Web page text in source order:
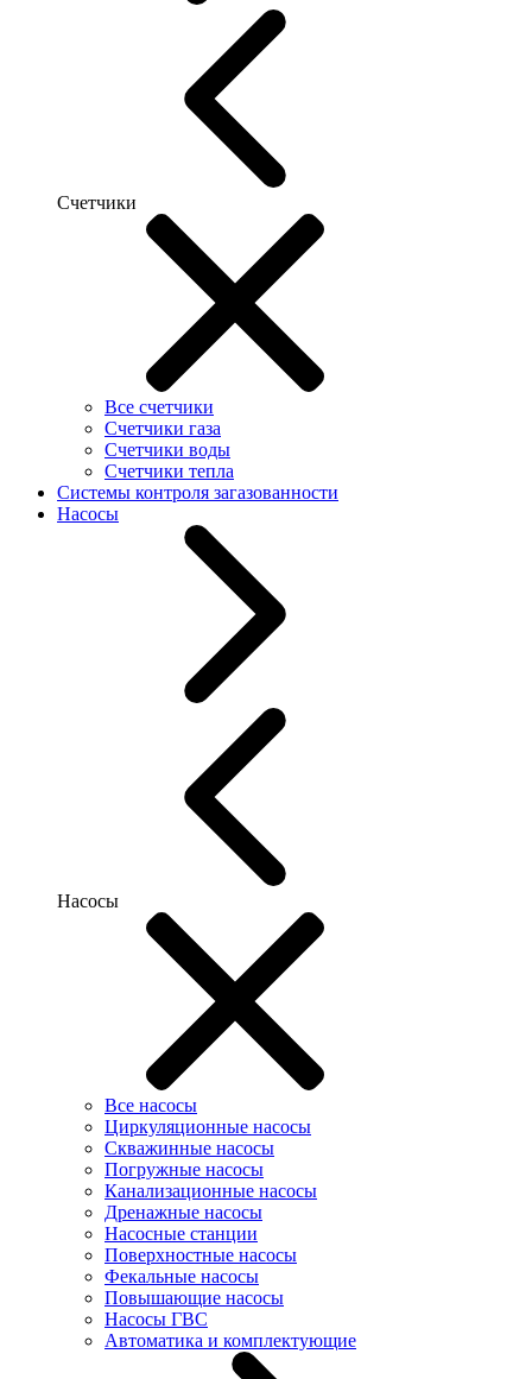
Счетчики
Все счетчики
Счетчики газа
Счетчики воды
Счетчики тепла
Системы контроля загазованности
Насосы
Насосы
Все насосы
Циркуляционные насосы
Скважинные насосы
Погружные насосы
Канализационные насосы
Дренажные насосы
Насосные станции
Поверхностные насосы
Фекальные насосы
Повышающие насосы
Насосы ГВС
Автоматика и комплектующие